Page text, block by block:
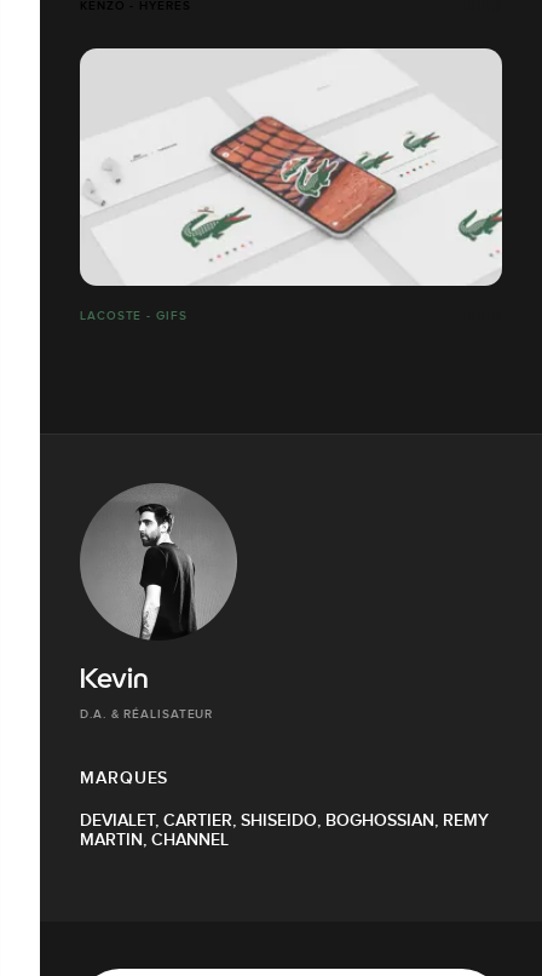
KENZO - HYERES
LACOSTE - GIFS
Kevin
D.A. & RÉALISATEUR
MARQUES
DEVIALET, CARTIER, SHISEIDO, BOGHOSSIAN, REMY
MARTIN, CHANNEL